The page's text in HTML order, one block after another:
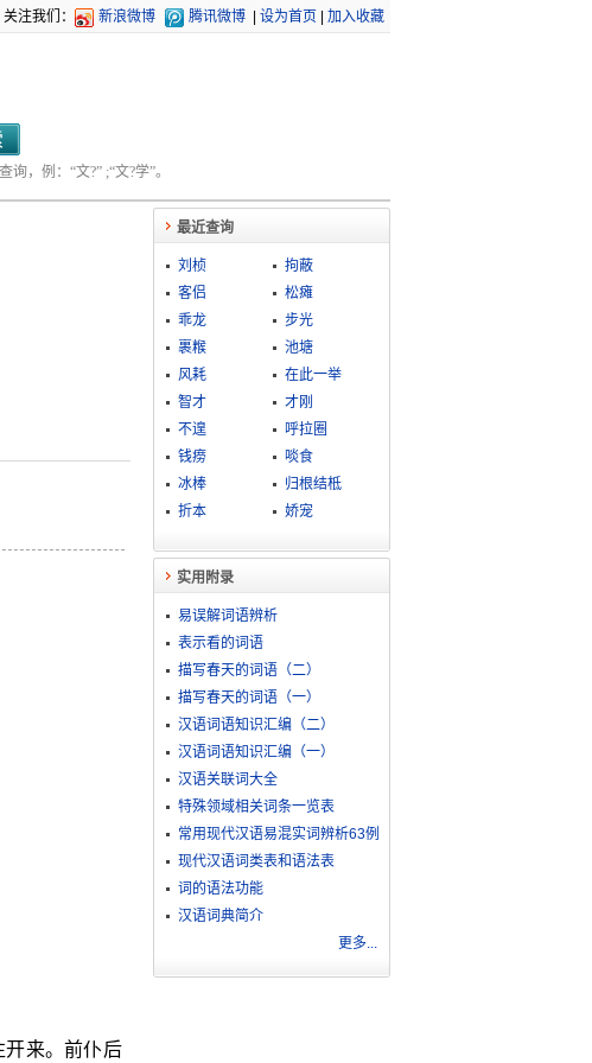
关注我们： 新浪微博 腾讯微博 设为首页 加入收藏
，例：“文?” ;“文?学”。
来。前仆后
最近查询
刘桢
拘蔽
客侣
松瘫
乖龙
步光
裹糇
池塘
风耗
在此一举
智才
才刚
不遑
呼拉圈
钱痨
啖食
冰棒
归根结柢
折本
娇宠
实用附录
易误解词语辨析
表示看的词语
描写春天的词语（二）
描写春天的词语（一）
汉语词语知识汇编（二）
汉语词语知识汇编（一）
汉语关联词大全
特殊领域相关词条一览表
常用现代汉语易混实词辨析63例
现代汉语词类表和语法表
词的语法功能
汉语词典简介
更多...